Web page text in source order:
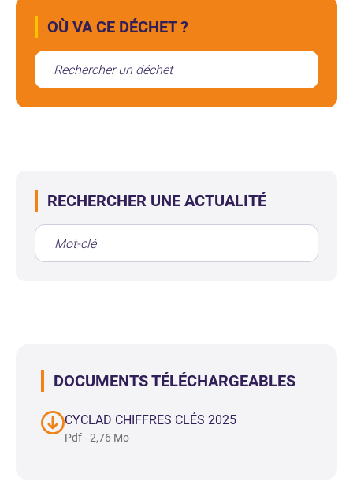
OÙ VA CE DÉCHET ?
RECHERCHER UNE ACTUALITÉ
DOCUMENTS TÉLÉCHARGEABLES
CYCLAD CHIFFRES CLÉS 2025
Pdf - 2,76 Mo